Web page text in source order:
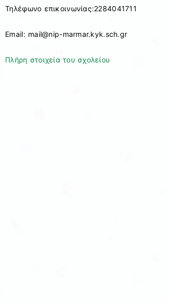
Τηλέφωνο επικοινωνίας:2284041711
Email: mail@nip-marmar.kyk.sch.gr
Πλήρη στοιχεία του σχολείου